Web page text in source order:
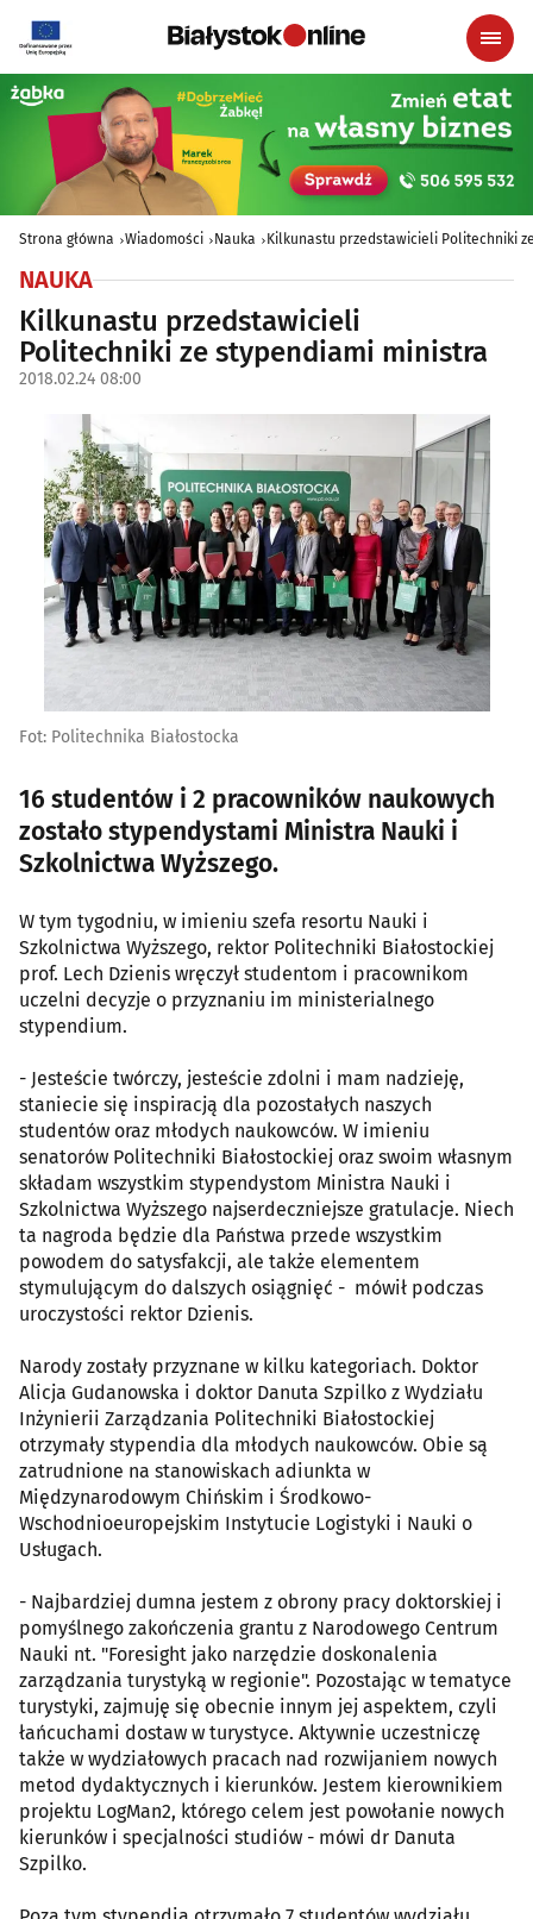
Strona główna Wiadomości Nauka Kilkunastu przedstawicieli Politechniki
NAUKA
Kilkunastu przedstawicieli
Politechniki ze stypendiami ministra
2018.02.24 08:00
Fot: Politechnika Białostocka
16 studentów i 2 pracowników naukowych
zostało stypendystami Ministra Nauki i
Szkolnictwa Wyższego.
W tym tygodniu, w imieniu szefa resortu Nauki i
Szkolnictwa Wyższego, rektor Politechniki Białostockiej
prof. Lech Dzienis wręczył studentom i pracownikom
uczelni decyzje o przyznaniu im ministerialnego
stypendium.
- Jesteście twórczy, jesteście zdolni i mam nadzieję,
staniecie się inspiracją dla pozostałych naszych
studentów oraz młodych naukowców. W imieniu
senatorów Politechniki Białostockiej oraz swoim własnym
składam wszystkim stypendystom Ministra Nauki i
Szkolnictwa Wyższego najserdeczniejsze gratulacje. Niech
ta nagroda będzie dla Państwa przede wszystkim
powodem do satysfakcji, ale także elementem
stymulującym do dalszych osiągnięć - mówił podczas
uroczystości rektor Dzienis.
Narody zostały przyznane w kilku kategoriach. Doktor
Alicja Gudanowska i doktor Danuta Szpilko z Wydziału
Inżynierii Zarządzania Politechniki Białostockiej
otrzymały stypendia dla młodych naukowców. Obie są
zatrudnione na stanowiskach adiunkta w
Międzynarodowym Chińskim i Środkowo-
Wschodnioeuropejskim Instytucie Logistyki i Nauki o
Usługach.
- Najbardziej dumna jestem z obrony pracy doktorskiej i
pomyślnego zakończenia grantu z Narodowego Centrum
Nauki nt. "Foresight jako narzędzie doskonalenia
zarządzania turystyką w regionie". Pozostając w tematyce
turystyki, zajmuję się obecnie innym jej aspektem, czyli
łańcuchami dostaw w turystyce. Aktywnie uczestniczę
także w wydziałowych pracach nad rozwijaniem nowych
metod dydaktycznych i kierunków. Jestem kierownikiem
projektu LogMan2, którego celem jest powołanie nowych
kierunków i specjalności studiów - mówi dr Danuta
Szpilko.